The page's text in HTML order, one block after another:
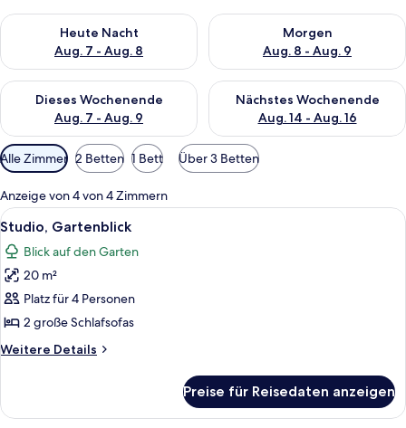
Heute Nacht
Aug. 7 - Aug. 8
Überprüfe die Verfügbarkeit für heute Nacht, Aug. 7 - Aug. 8.
Morgen
Aug. 8 - Aug. 9
Überprüfe die Verfügbarkeit
Dieses Wochenende
Aug. 7 - Aug. 9
Überprüfe die Verfügbarkeit für dieses Wochenende, Aug. 7
Nächstes Wochenende
Aug. 14 - Aug. 16
Überprüfe die Verfügbarkeit
Verfügbare
Filter
für
Zimmer
Alle Zimmer 2 Betten 1 Bett Über 3 Betten
Anzeige von 4 von 4 Zimmern
Alle
Fotos
für
Studio,
Gartenblick
anzeigen
Studio, Gartenblick | Essbereich im
5
Studio, Gartenblick
Blick auf den Garten
20 m²
Platz für 4 Personen
2 große Schlafsofas
Weitere Details
Weitere
Gartenblick
Preise für Reisedaten anzeigen